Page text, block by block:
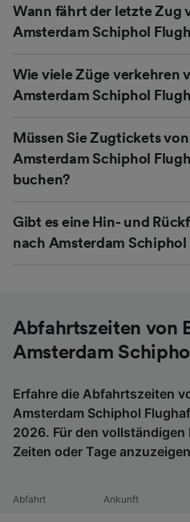
Wann fährt der letzte Zug
Amsterdam Schiphol
Wie viele Züge verkehren
Amsterdam Schiphol
Müssen Sie Zugtickets
Amsterdam Schiphol
buchen?
Gibt es eine Hin- und
nach Amsterdam Schiphol
Abfahrtszeiten von
Amsterdam
Erfahre die Abfahrtszeiten
Amsterdam Schiphol
2026. Für den vollständigen
Zeiten oder Tage
Abfahrt Ankunft